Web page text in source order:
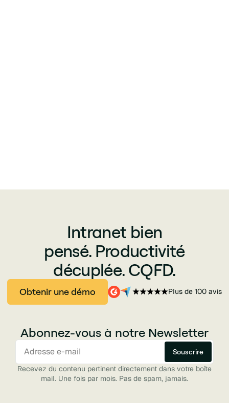
Intranet bien
pensé. Productivité
décuplée. CQFD.
Obtenir une démo Plus de 100 avis
Abonnez-vous à notre Newsletter
Recevez du contenu pertinent directement dans votre boîte
mail. Une fois par mois. Pas de spam, jamais.